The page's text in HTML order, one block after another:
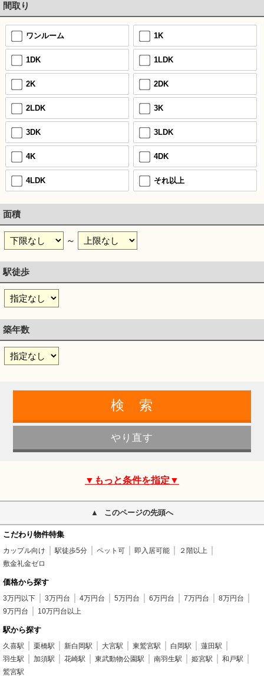
間取り
ワンルーム 1K
1DK 1LDK
2K 2DK
2LDK 3K
3DK 3LDK
4K 4DK
4LDK それ以上
面積
～
駅徒歩
築年数
▼もっと条件を指定▼
このページの先頭へ
こだわり物件特集
カップル向け 駅徒歩5分 ペット可 即入居可能
２階以上
敷金礼金ゼロ
価格から探す
3万円以下 3万円台 4万円台 5万円台 6万円台 7万円台
8万円台
9万円台
10万円台以上
駅から探す
久喜駅 栗橋駅 新白岡駅 大宮駅 東鷲宮駅 白岡駅
蓮田駅
羽生駅
加須駅 花崎駅 東武動物公園駅 南羽生駅 姫宮駅
和戸駅
鷲宮駅